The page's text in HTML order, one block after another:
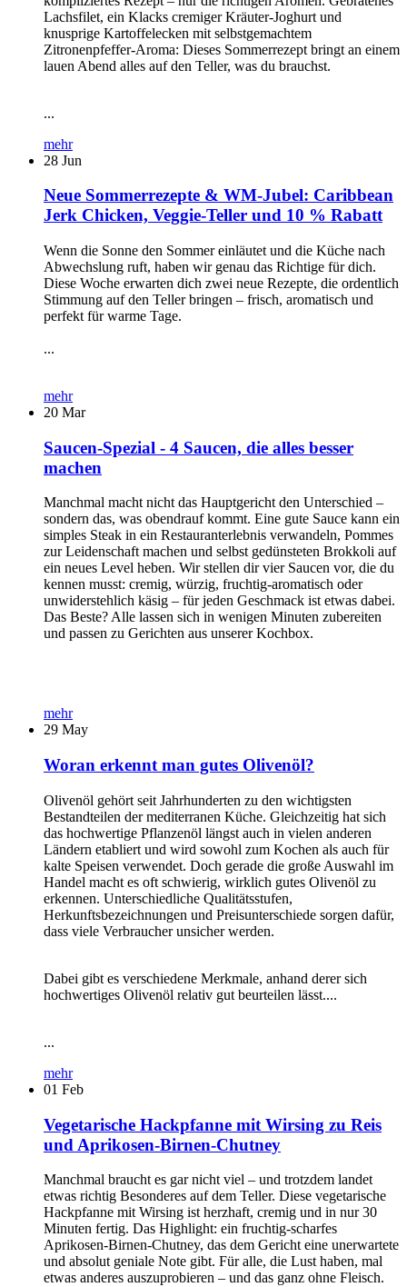
Lachsfilet, ein Klacks cremiger Kräuter-Joghurt und
knusprige Kartoffelecken mit selbstgemachtem
Zitronenpfeffer-Aroma: Dieses Sommerrezept bringt an einem
lauen Abend alles auf den Teller, was du brauchst.
...
mehr
28 Jun
Neue Sommerrezepte & WM-Jubel: Caribbean
Jerk Chicken, Veggie-Teller und 10 % Rabatt
Wenn die Sonne den Sommer einläutet und die Küche nach
Abwechslung ruft, haben wir genau das Richtige für dich.
Diese Woche erwarten dich zwei neue Rezepte, die ordentlich
Stimmung auf den Teller bringen – frisch, aromatisch und
perfekt für warme Tage.
...
mehr
20 Mar
Saucen-Spezial - 4 Saucen, die alles besser
machen
Manchmal macht nicht das Hauptgericht den Unterschied –
sondern das, was obendrauf kommt. Eine gute Sauce kann ein
simples Steak in ein Restauranterlebnis verwandeln, Pommes
zur Leidenschaft machen und selbst gedünsteten Brokkoli auf
ein neues Level heben. Wir stellen dir vier Saucen vor, die du
kennen musst: cremig, würzig, fruchtig-aromatisch oder
unwiderstehlich käsig – für jeden Geschmack ist etwas dabei.
Das Beste? Alle lassen sich in wenigen Minuten zubereiten
und passen zu Gerichten aus unserer Kochbox.
mehr
29 May
Woran erkennt man gutes Olivenöl?
Olivenöl gehört seit Jahrhunderten zu den wichtigsten
Bestandteilen der mediterranen Küche. Gleichzeitig hat sich
das hochwertige Pflanzenöl längst auch in vielen anderen
Ländern etabliert und wird sowohl zum Kochen als auch für
kalte Speisen verwendet. Doch gerade die große Auswahl im
Handel macht es oft schwierig, wirklich gutes Olivenöl zu
erkennen. Unterschiedliche Qualitätsstufen,
Herkunftsbezeichnungen und Preisunterschiede sorgen dafür,
dass viele Verbraucher unsicher werden.
Dabei gibt es verschiedene Merkmale, anhand derer sich
hochwertiges Olivenöl relativ gut beurteilen lässt....
...
mehr
01 Feb
Vegetarische Hackpfanne mit Wirsing zu Reis
und Aprikosen-Birnen-Chutney
Manchmal braucht es gar nicht viel – und trotzdem landet
etwas richtig Besonderes auf dem Teller. Diese vegetarische
Hackpfanne mit Wirsing ist herzhaft, cremig und in nur 30
Minuten fertig. Das Highlight: ein fruchtig-scharfes
Aprikosen-Birnen-Chutney, das dem Gericht eine unerwartete
und absolut geniale Note gibt. Für alle, die Lust haben, mal
etwas anderes auszuprobieren – und das ganz ohne Fleisch.